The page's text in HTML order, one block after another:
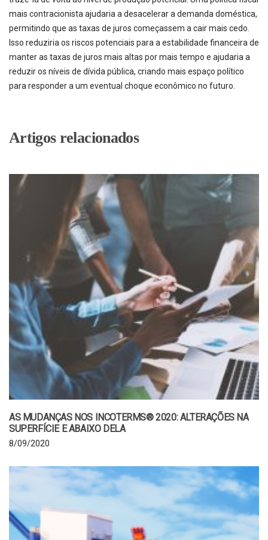
mais contracionista ajudaria a desacelerar a demanda doméstica,
permitindo que as taxas de juros começassem a cair mais cedo.
Isso reduziria os riscos potenciais para a estabilidade financeira de
manter as taxas de juros mais altas por mais tempo e ajudaria a
reduzir os níveis de dívida pública, criando mais espaço político
para responder a um eventual choque econômico no futuro.
Artigos relacionados
AS MUDANÇAS NOS INCOTERMS® 2020: ALTERAÇÕES NA
SUPERFÍCIE E ABAIXO DELA
8/09/2020